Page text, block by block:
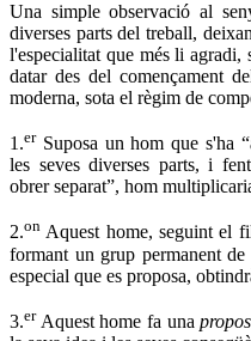
Una simple observació al
diverses parts del treball,
l'especialitat que més li agradi,
datar des del començament
moderna, sota el règim de
1.erSuposa un hom que s'ha
les seves diverses parts, i
obrer separat”, hom
2.on Aquest home, seguint el
formant un grup permanent
especial que es proposa,
3.erAquest home fa una